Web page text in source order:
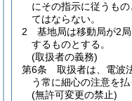
にその指示に従うも
てはならない。
2
基地局は移動局が2
するものとする。
(取扱者の義務)
第6条
取扱者は、電波
う常に細心の注意を払
(無許可変更の禁止)